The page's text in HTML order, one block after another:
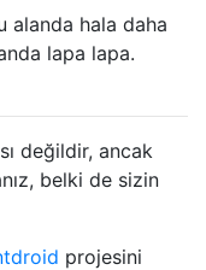
alanda hala daha
lapa lapa.
değildir, ancak
belki de sizin
projesini